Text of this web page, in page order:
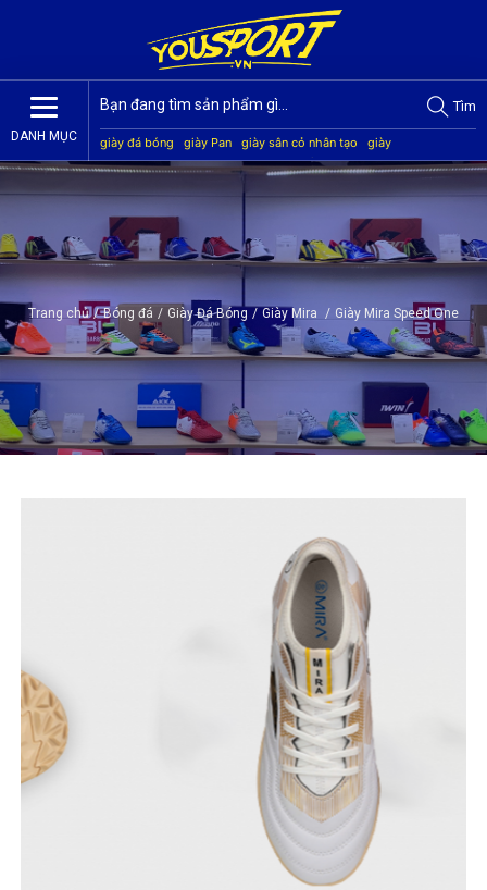
DANH MỤC
Tìm
giày đá bóng giày Pan giày sân cỏ nhân tạo
giày
Jogarbola
giày Mitre giày Akka quần áo bóng đá
giày
Trang chủ / Bóng đá / Giày Đá Bóng / Giày Mira / Giày Mira Speed One